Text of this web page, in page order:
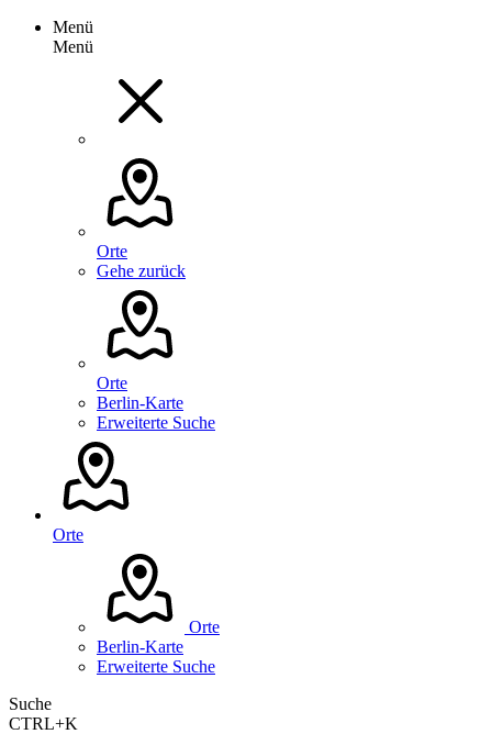
Menü
Menü
Orte
Gehe zurück
Orte
Berlin-Karte
Erweiterte Suche
Orte
Orte
Berlin-Karte
Erweiterte Suche
Suche
CTRL+K